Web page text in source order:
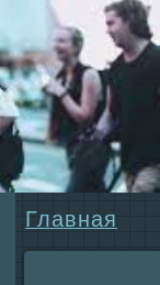
Главнaя